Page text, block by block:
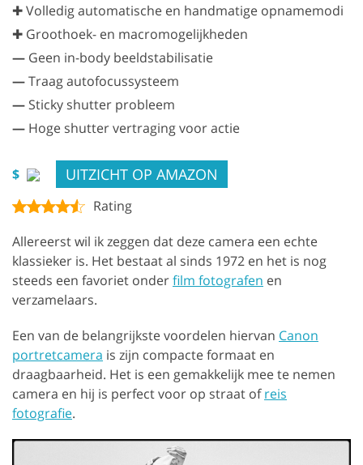
✚ Volledig automatische en handmatige opnamemodi
✚ Groothoek- en macromogelijkheden
— Geen in-body beeldstabilisatie
—Traag autofocussysteem
— Sticky shutter probleem
— Hoge shutter vertraging voor actie
$ UITZICHT OP AMAZON
Rating
Allereerst wil ik zeggen dat deze camera een echte
klassieker is. Het bestaat al sinds 1972 en het is nog
steeds een favoriet onderfilm fotografen en
verzamelaars.
Een van de belangrijkste voordelen hiervan Canon
portretcamera is zijn compacte formaat en
draagbaarheid. Het is een gemakkelijk mee te nemen
camera en hij is perfect voor op straat ofreis
fotografie.